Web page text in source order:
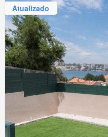
Atualizado